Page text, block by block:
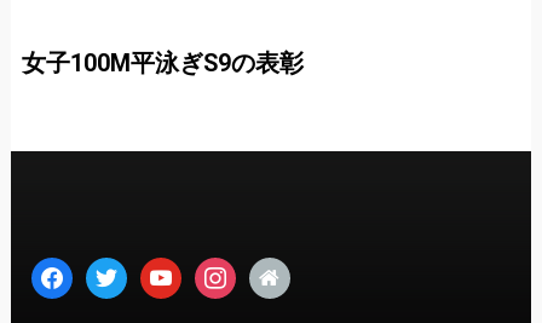
女子100M平泳ぎS9の表彰
facebooktwitter youtubeinstagram
home